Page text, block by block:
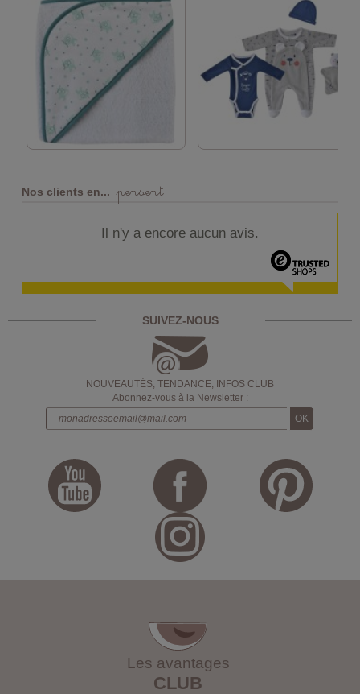
Nos clients en... pensent
Il n'y a encore aucun avis.
SUIVEZ-NOUS
NOUVEAUTÉS, TENDANCE, INFOS CLUB
Abonnez-vous à la Newsletter :
Les avantages
CLUB